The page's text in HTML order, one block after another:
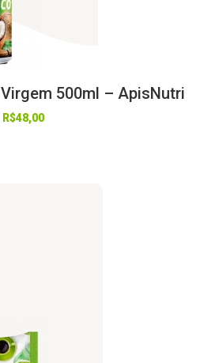
Virgem 500ml – ApisNutri
R$48,00